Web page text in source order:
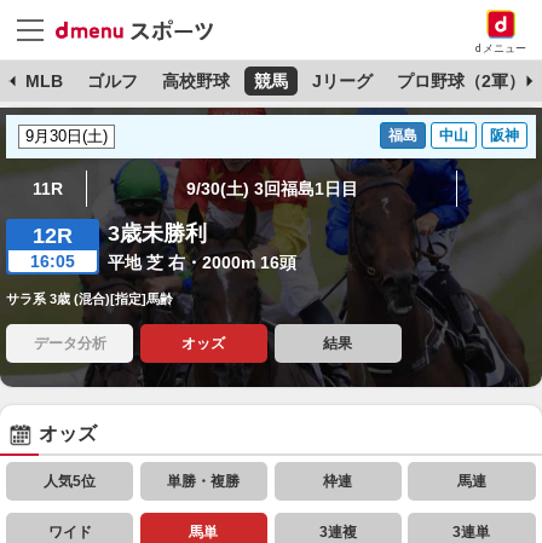
dメニュー
MLB ゴルフ 高校野球 競馬 Jリーグ プロ野球（2軍）
福島 中山 阪神
11R 9/30(土) 3回福島1日目
12R
16:05
3歳未勝利
平地 芝 右・2000m 16頭
サラ系 3歳 (混合)[指定]馬齢
データ分析 オッズ 結果
オッズ
人気5位 単勝・複勝 枠連 馬連
ワイド 馬単 3連複 3連単